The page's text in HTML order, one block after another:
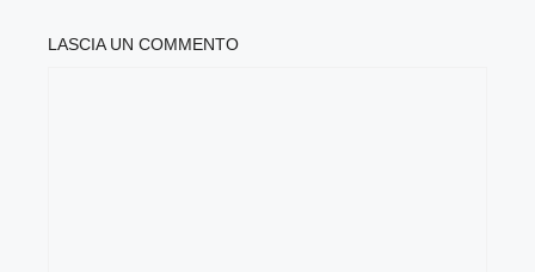
LASCIA UN COMMENTO